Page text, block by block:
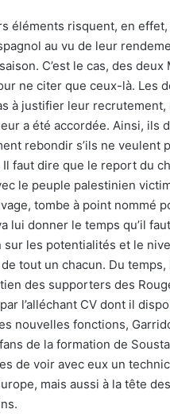
éléments risquent, en
au vu de leur
C’est le cas, des deux
ne citer que ceux-là. Les
à justifier leur recrutement,
a été accordée. Ainsi, ils
rebondir s’ils ne veulent
faut dire que le report du
le peuple palestinien
tombe à point nommé
lui donner le temps qu’il
sur les potentialités et le
tout un chacun. Du temps,
des supporters des
l’alléchant CV dont il
nouvelles fonctions,
de la formation de
de voir avec eux un
mais aussi à la tête